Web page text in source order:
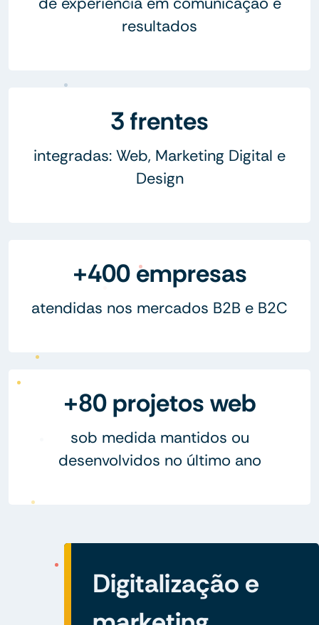
resultados
3 frentes
integradas: Web, Marketing Digital e
Design
+400 empresas
atendidas nos mercados B2B e B2C
+80 projetos web
sob medida mantidos ou
desenvolvidos no último ano
Digitalização e